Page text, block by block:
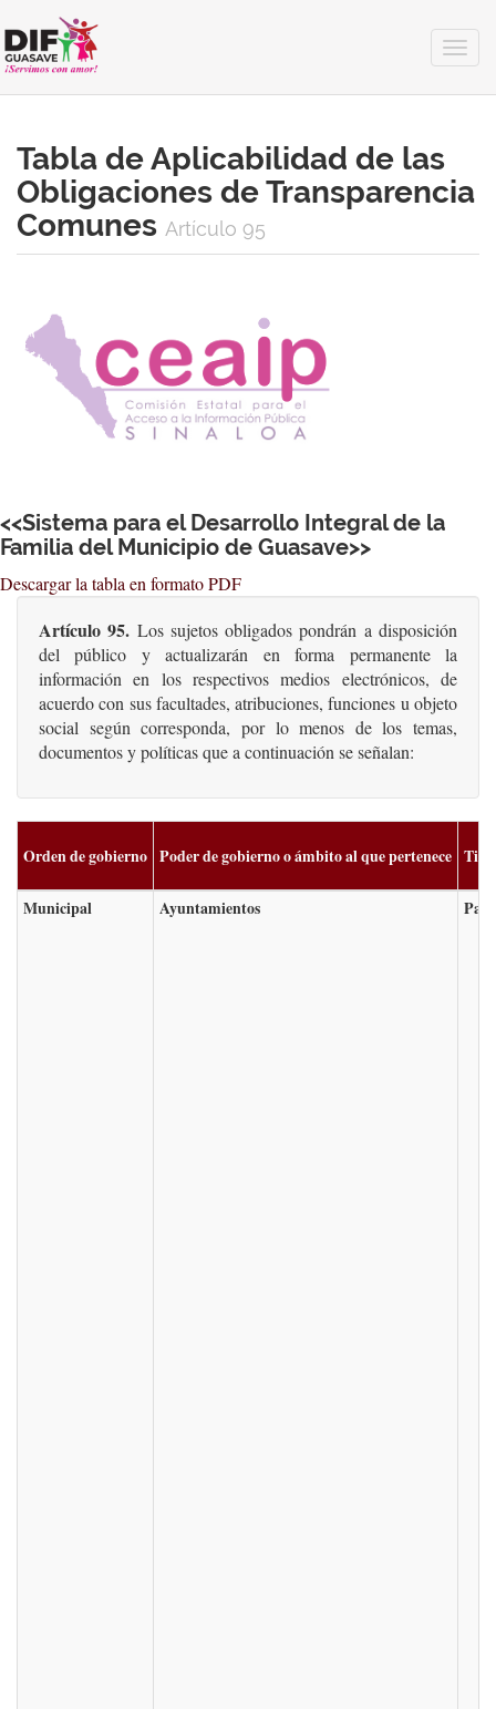
Tabla de Aplicabilidad de las
Obligaciones de Transparencia
Comunes Artículo 95
<<Sistema para el Desarrollo Integral de la
Familia del Municipio de Guasave>>
Descargar la tabla en formato PDF
Artículo 95. Los sujetos obligados pondrán a disposición
del público y actualizarán en forma permanente la
información en los respectivos medios electrónicos, de
acuerdo con sus facultades, atribuciones, funciones u objeto
social según corresponda, por lo menos de los temas,
documentos y políticas que a continuación se señalan:
Orden de gobierno Poder de gobierno o ámbito al que pertenece
Municipal Ayuntamientos